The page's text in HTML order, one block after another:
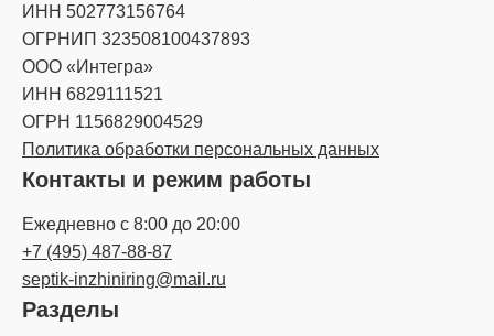
ИНН 502773156764
ОГРНИП 323508100437893
ООО «Интегра»
ИНН 6829111521
ОГРН 1156829004529
Политика обработки персональных данных
Контакты и режим работы
Ежедневно с 8:00 до 20:00
+7 (495) 487-88-87
septik-inzhiniring@mail.ru
Разделы